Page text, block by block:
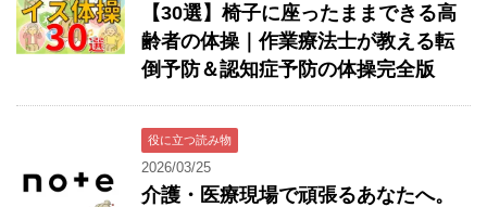
【30選】椅子に座ったままできる高
齢者の体操｜作業療法士が教える転
倒予防＆認知症予防の体操完全版
役に立つ読み物
2026/03/25
介護・医療現場で頑張るあなたへ。